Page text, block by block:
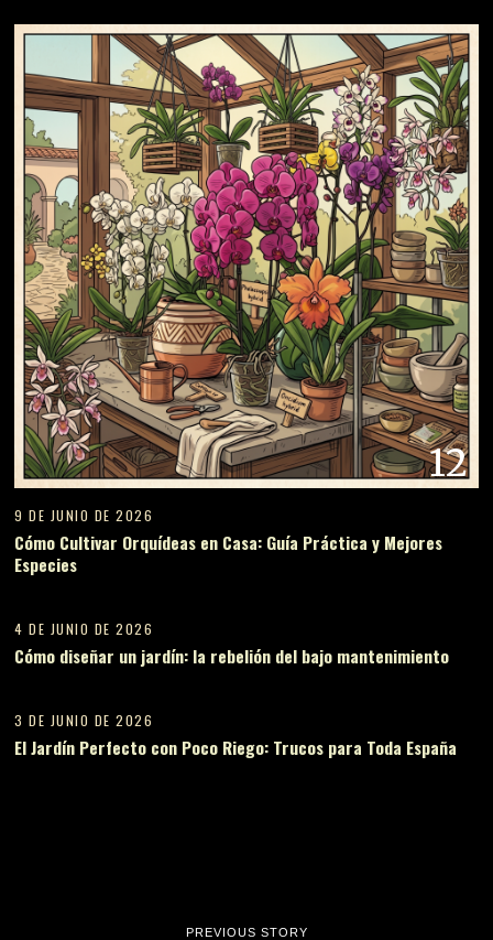
12
9 DE JUNIO DE 2026
Cómo Cultivar Orquídeas en Casa: Guía Práctica y Mejores
Especies
4 DE JUNIO DE 2026
Cómo diseñar un jardín: la rebelión del bajo mantenimiento
14
3 DE JUNIO DE 2026
El Jardín Perfecto con Poco Riego: Trucos para Toda España
PREVIOUS STORY